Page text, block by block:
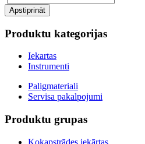
Produktu kategorijas
Iekartas
Instrumenti
Paligmateriali
Servisa pakalpojumi
Produktu grupas
Kokapstrādes iekārtas